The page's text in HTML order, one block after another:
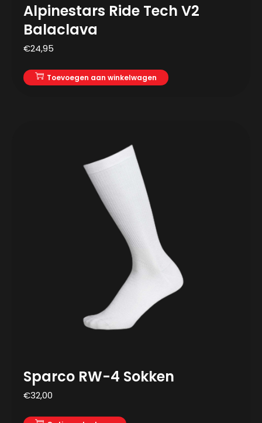
Alpinestars Ride Tech V2
Balaclava
€24,95
Toevoegen aan winkelwagen
Sparco RW-4 Sokken
€32,00